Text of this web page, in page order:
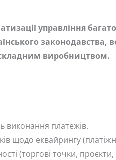
управління
законодавства,
складним виробництвом.
виконання платежів.
щодо еквайрингу
(торгові точки,